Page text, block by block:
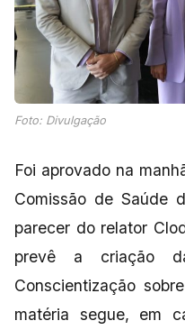
Foto: Divulgação
Foi aprovado na
Comissão de Saúde
parecer do relator
prevê a criação
Conscientização
matéria segue, em